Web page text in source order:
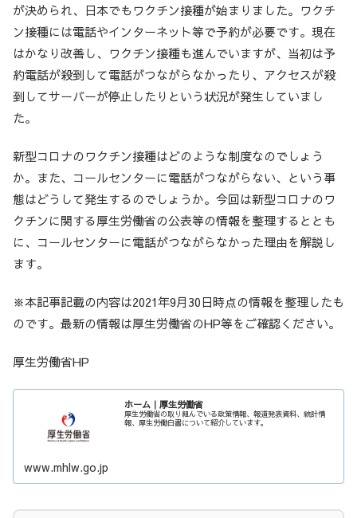
が決められ、日本でもワクチン接種が始まりました。ワクチ
ン接種には電話やインターネット等で予約が必要です。現在
はかなり改善し、ワクチン接種も進んでいますが、当初は予
約電話が殺到して電話がつながらなかったり、アクセスが殺
到してサーバーが停止したりという状況が発生していまし
た。
新型コロナのワクチン接種はどのような制度なのでしょう
か。また、コールセンターに電話がつながらない、という事
態はどうして発生するのでしょうか。今回は新型コロナのワ
クチンに関する厚生労働省の公表等の情報を整理するととも
に、コールセンターに電話がつながらなかった理由を解説し
ます。
※本記事記載の内容は2021年9月30日時点の情報を整理したも
のです。最新の情報は厚生労働省のHP等をご確認ください。
厚生労働省HP
ホーム｜厚生労働省
厚生労働省の取り組んでいる政策情報、報道発表資料、統計情
報、厚生労働白書について紹介しています。
www.mhlw.go.jp